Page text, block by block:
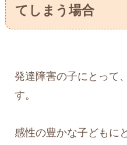
てしまう場合
発達障害の子にとって
す。
感性の豊かな子どもに